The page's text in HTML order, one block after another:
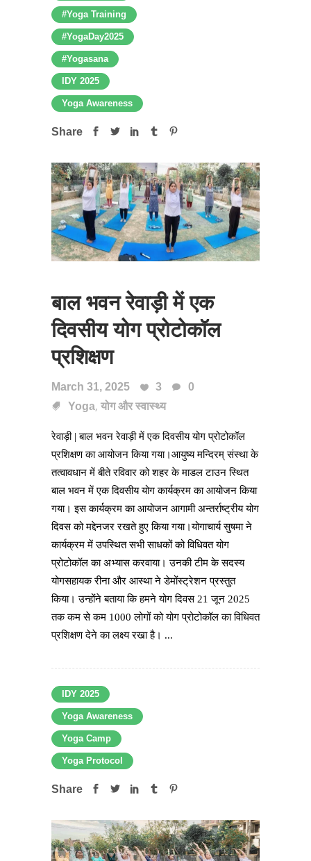
#Yoga Training
#YogaDay2025
#Yogasana
IDY 2025
Yoga Awareness
Share
बाल भवन रेवाड़ी में एक
दिवसीय योग प्रोटोकॉल
प्रशिक्षण
March 31, 2025 3
0
Yoga, योग और स्वास्थ्य
रेवाड़ी | बाल भवन रेवाड़ी में एक दिवसीय योग प्रोटोकॉल
प्रशिक्षण का आयोजन किया गया।आयुष्य मन्दिरम् संस्था के
तत्वावधान में बीते रविवार को शहर के माडल टाउन स्थित
बाल भवन में एक दिवसीय योग कार्यक्रम का आयोजन किया
गया। इस कार्यक्रम का आयोजन आगामी अन्तर्राष्ट्रीय योग
दिवस को मद्देनजर रखते हुए किया गया।योगाचार्य सुषमा ने
कार्यक्रम में उपस्थित सभी साधकों को विधिवत योग
प्रोटोकॉल का अभ्यास करवाया। उनकी टीम के सदस्य
योगसहायक रीना और आस्था ने डेमोंस्ट्रेशन प्रस्तुत
किया। उन्होंने बताया कि हमने योग दिवस 21 जून 2025
तक कम से कम 1000 लोगों को योग प्रोटोकॉल का विधिवत
प्रशिक्षण देने का लक्ष्य रखा है। ...
IDY 2025
Yoga Awareness
Yoga Camp
Yoga Protocol
Share